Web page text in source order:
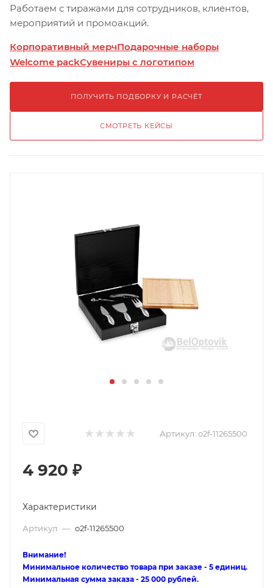
Работаем с тиражами для сотрудников, клиентов,
мероприятий и промоакций.
Корпоративный мерчПодарочные наборы
Welcome packСувениры с логотипом
ПОЛУЧИТЬ ПОДБОРКУ И РАСЧЁТ
СМОТРЕТЬ КЕЙСЫ
Артикул: o2f-11265500
4 920 ₽
Характеристики
Артикул — o2f-11265500
Внимание!
Минимальное количество товара при заказе - 5 единиц.
Минимальная сумма заказа - 25 000 рублей.